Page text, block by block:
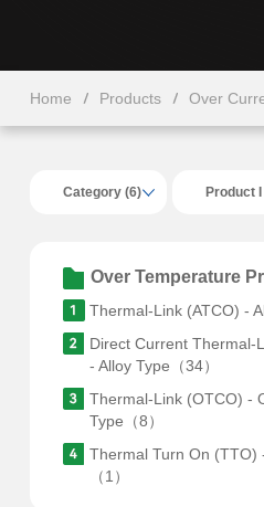
Home Products Over
Category (6) Product
Over Temperature
Thermal-Link (ATCO) -
Direct Current Thermal-
- Alloy Type（34）
Thermal-Link (OTCO) -
Type（8）
Thermal Turn On (TTO)
（1）